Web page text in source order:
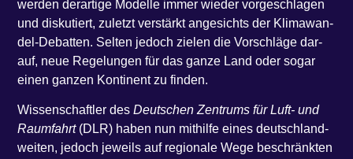
wer­den der­ar­ti­ge Model­le immer wie­der vor­ge­schla­gen
und dis­ku­tiert, zuletzt ver­stärkt ange­sichts der Kli­ma­wan­
del-Debat­ten. Sel­ten jedoch zie­len die Vor­schlä­ge dar­
auf, neue Rege­lun­gen für das gan­ze Land oder sogar
einen gan­zen Kon­ti­nent zu finden.
Wis­sen­schaft­ler desDeut­schen Zen­trums für Luft- und
Raum­fahrt (DLR) haben nun mit­hil­fe eines deutsch­land­
wei­ten, jedoch jeweils auf regio­na­le Wege beschränk­ten